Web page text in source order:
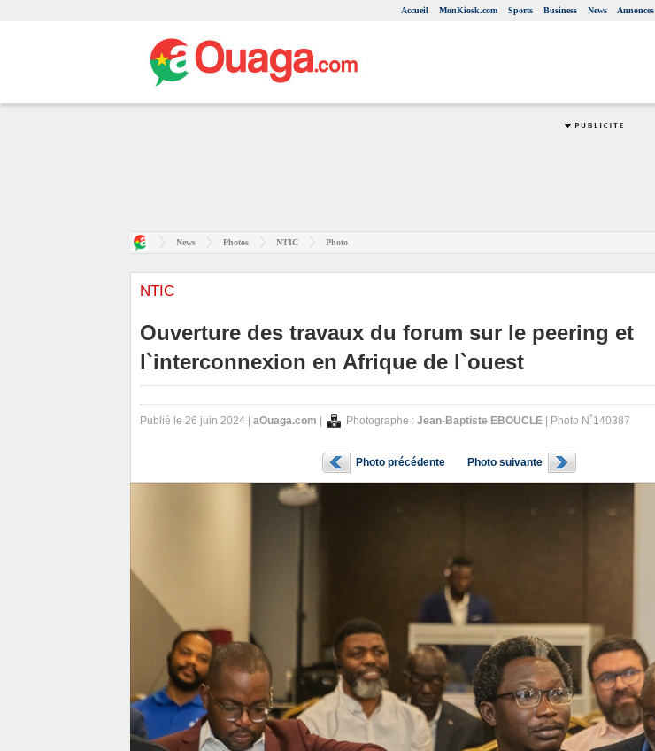
Accueil MonKiosk.com Sports Business News Annonces
News Photos NTIC Photo
NTIC
Ouverture des travaux du forum sur le peering et
l`interconnexion en Afrique de l`ouest
Publié le 26 juin 2024 | aOuaga.com Photographe : Jean-Baptiste EBOUCLE | Photo N˚140387
Photo précédente Photo suivante